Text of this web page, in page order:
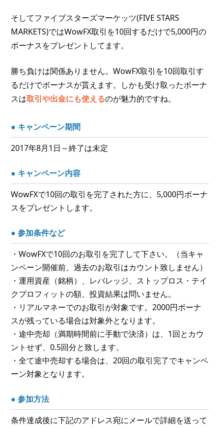
そしてファイブスターズマーケッツ(FIVE STARS
MARKETS)ではWowFX取引を10回するだけで5,000円の
ボーナスをプレゼントしてます。
勝ち負けは関係ありません。WowFX取引を10回取引す
るだけでボーナスが貰えます。しかも受け取ったボーナ
スは取引や出金にも使えるのが魅力的ですね。
● キャンペーン期間
2017年8月1日～終了は未定
● キャンペーン内容
WowFXで10回の取引を完了された方に、5,000円ボーナ
スをプレゼントします。
● 参加条件など
・WowFXで10回のお取引を完了して下さい。（当キャ
ンペーン開催前、過去のお取引はカウント致しません）
・運用資産（銘柄）、レバレッジ、ストップロス・テイ
クプロフィットの額、投資結果は問いません。
・リアルマネーでのお取引が対象です。2000円ボーナ
スが残っている場合は対象外となります。
・途中売却（満期時間前に手動で決済）は、1回とカウ
ントせず、0.5回分と致します。
・全て途中売却する場合は、20回の取引完了でキャンペ
ーン対象となります。
● 参加方法
条件達成後に下記のアドレス宛にメールで詳細を送って